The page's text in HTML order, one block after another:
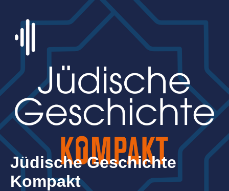
Jüdische Geschichte
Kompakt